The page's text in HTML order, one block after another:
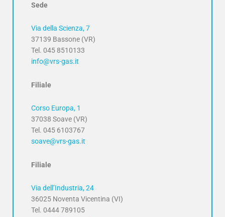
Sede
Via della Scienza, 7
37139 Bassone (VR)
Tel. 045 8510133
info@vrs-gas.it
Filiale
Corso Europa, 1
37038 Soave (VR)
Tel. 045 6103767
soave@vrs-gas.it
Filiale
Via dell’Industria, 24
36025 Noventa Vicentina (VI)
Tel. 0444 789105